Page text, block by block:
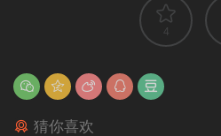
4
猜你喜欢